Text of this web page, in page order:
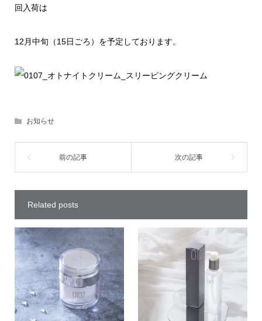
回入荷は
12月中旬（15日ごろ）を予定しております。
お知らせ
Related posts